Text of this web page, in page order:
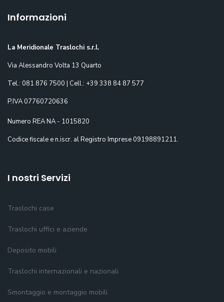
Informazioni
La Meridionale Traslochi s.r.l.
Via Alessandro Volta 13 Quarto
Tel.: 081 876 7500 | Cell.: +39 338 84 87 577
P.IVA 07760720636
Numero REA NA - 1015820
Codice fiscale e n.iscr. al Registro Imprese 09198891211.
I nostri Servizi
Traslochi case
Traslochi uffici e aziende
Deposito mobili
Traslochi internazionali e nazionali
Smontaggio e montaggio mobili